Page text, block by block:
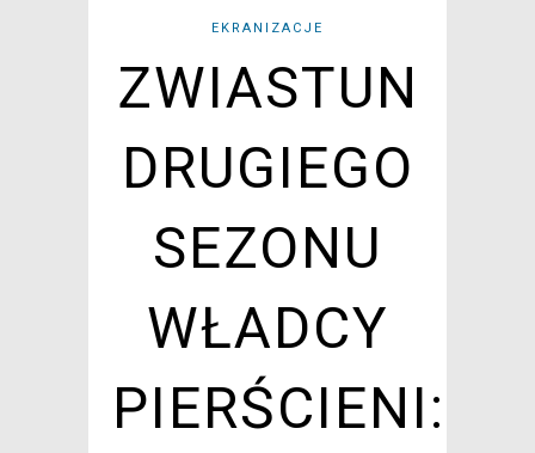
EKRANIZACJE
ZWIASTUN
DRUGIEGO
SEZONU
WŁADCY
PIERŚCIENI: